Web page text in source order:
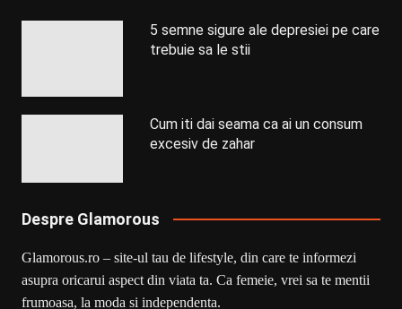
5 semne sigure ale depresiei pe care
trebuie sa le stii
Cum iti dai seama ca ai un consum
excesiv de zahar
Despre Glamorous
Glamorous.ro – site-ul tau de lifestyle, din care te informezi
asupra oricarui aspect din viata ta. Ca femeie, vrei sa te mentii
frumoasa, la moda si independenta.